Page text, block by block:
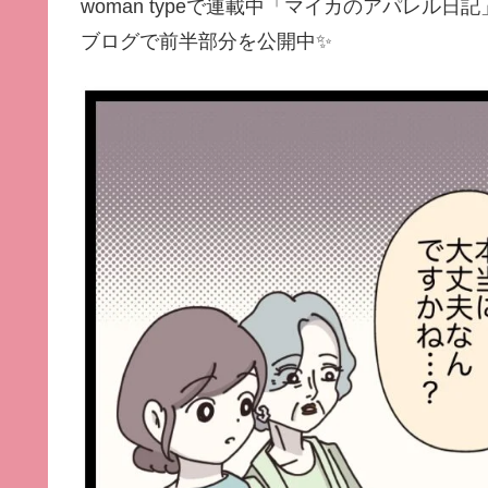
woman typeで連載中「 マイカのアパレル日記
ブログで前半部分を公開中✨